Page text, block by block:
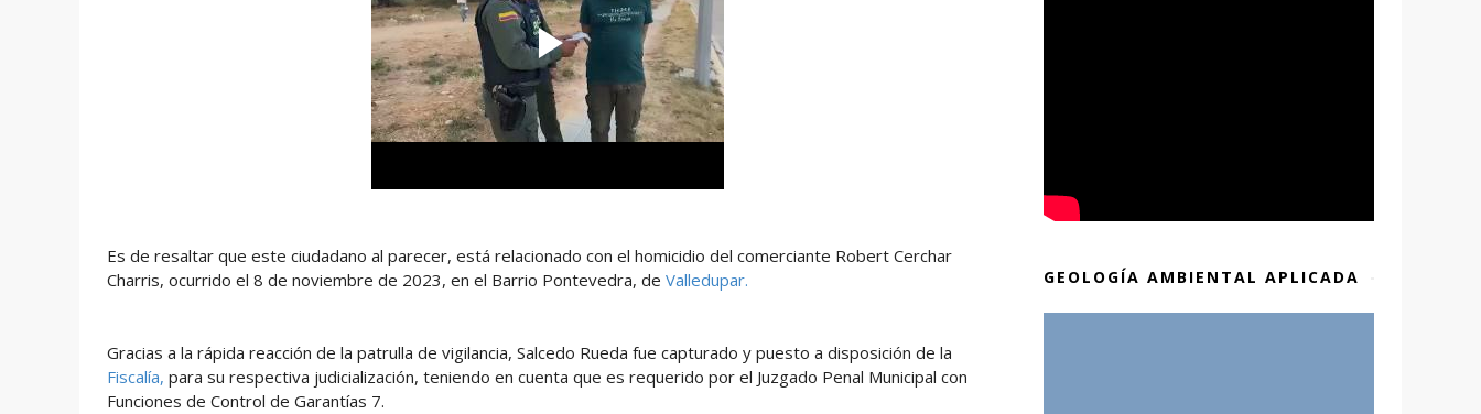
Es de resaltar que este ciudadano al parecer, está relacionado con el homicidio del comerciante Robert Cerchar
Charris, ocurrido el 8 de noviembre de 2023, en el Barrio Pontevedra, de Valledupar.
Gracias a la rápida reacción de la patrulla de vigilancia, Salcedo Rueda fue capturado y puesto a disposición de la
Fiscalía, para su respectiva judicialización, teniendo en cuenta que es requerido por el Juzgado Penal Municipal con
Funciones de Control de Garantías 7.
GEOLOGÍA AMBIENTAL APLICADA